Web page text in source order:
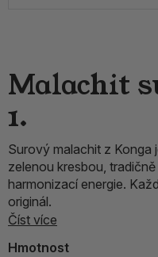
Malachit
1.
Surový malachit z Konga
zelenou kresbou,
harmonizací energie.
originál.
Číst více
Hmotnost